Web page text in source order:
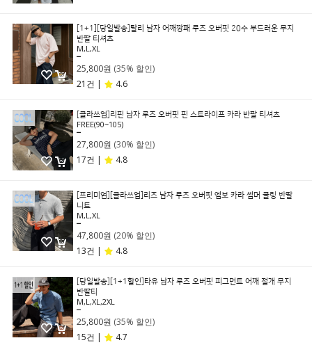
[1+1][당일발송]탈리 남자 어깨깡패 루즈 오버핏 20수 부드러운 무지
반팔 티셔츠
M,L,XL
25,800원 (35% 할인)
21건 |
4.6
[클라쓰업]리핀 남자 루즈 오버핏 핀 스트라이프 카라 반팔 티셔츠
FREE(90~105)
27,800원 (30% 할인)
17건 |
4.8
[프리미엄][클라쓰업]리즈 남자 루즈 오버핏 엠보 카라 썸머 쿨링 반팔
니트
M,L,XL
47,800원 (20% 할인)
13건 |
4.8
[당일발송][1+1할인]타유 남자 루즈 오버핏 피그먼트 어깨 절개 무지
반팔티
M,L,XL,2XL
25,800원 (35% 할인)
15건 |
4.7